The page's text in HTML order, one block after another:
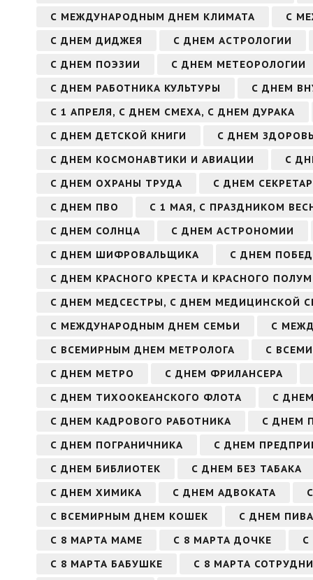
С МЕЖДУНАРОДНЫМ ДНЕМ КЛИМАТА
С
С ДНЕМ ДИДЖЕЯ
С ДНЕМ АСТРОЛОГИИ
С ДНЕМ ПОЭЗИИ
С ДНЕМ МЕТЕОРОЛОГИИ
С ДНЕМ РАБОТНИКА КУЛЬТУРЫ
С ДНЕМ
С 1 АПРЕЛЯ, С ДНЕМ СМЕХА, С ДНЕМ ДУРАКА
С ДНЕМ ДЕТСКОЙ КНИГИ
С ДНЕМ
С ДНЕМ КОСМОНАВТИКИ И АВИАЦИИ
С
С ДНЕМ ОХРАНЫ ТРУДА
С ДНЕМ
С ДНЕМ ПВО
С 1 МАЯ, С ПРАЗДНИКОМ
С ДНЕМ СОЛНЦА
С ДНЕМ АСТРОНОМИИ
С ДНЕМ ШИФРОВАЛЬЩИКА
С ДНЕМ
С ДНЕМ КРАСНОГО КРЕСТА И КРАСНОГО
С ДНЕМ МЕДСЕСТРЫ, С ДНЕМ МЕДИЦИНСКОЙ
С МЕЖДУНАРОДНЫМ ДНЕМ СЕМЬИ
С
С ВСЕМИРНЫМ ДНЕМ МЕТРОЛОГА
С
С ДНЕМ МЕТРО
С ДНЕМ ФРИЛАНСЕРА
С ДНЕМ ТИХООКЕАНСКОГО ФЛОТА
С
С ДНЕМ КАДРОВОГО РАБОТНИКА
С ДНЕМ
С ДНЕМ ПОГРАНИЧНИКА
С ДНЕМ
С ДНЕМ БИБЛИОТЕК
С ДНЕМ БЕЗ ТАБАКА
С ДНЕМ ХИМИКА
С ДНЕМ АДВОКАТА
С ВСЕМИРНЫМ ДНЕМ КОШЕК
С ДНЕМ ПИВА
С 8 МАРТА МАМЕ
С 8 МАРТА ДОЧКЕ
С
С 8 МАРТА БАБУШКЕ
С 8 МАРТА